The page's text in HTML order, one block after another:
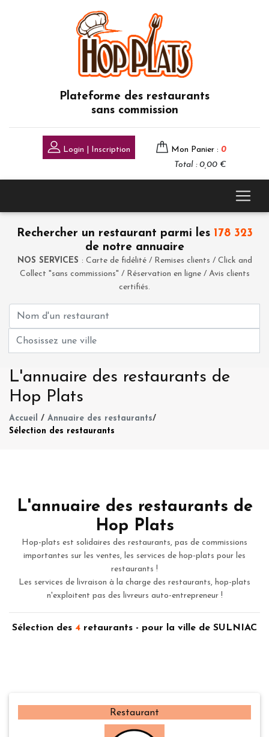
Plateforme des restaurants
sans commission
Login | Inscription Mon Panier : 0
Total : 0,00 €
Rechercher un restaurant parmi les 178 323
de notre annuaire
NOS SERVICES : Carte de fidélité / Remises clients / Click and
Collect "sans commissions" / Réservation en ligne / Avis clients
certifiés.
L'annuaire des restaurants de
Hop Plats
Accueil / Annuaire des restaurants/
Sélection des restaurants
L'annuaire des restaurants de
Hop Plats
Hop-plats est solidaires des restaurants, pas de commissions
importantes sur les ventes, les services de hop-plats pour les
restaurants !
Les services de livraison à la charge des restaurants, hop-plats
n'exploitent pas des livreurs auto-entrepreneur !
Sélection des 4 retaurants - pour la ville de SULNIAC
Restaurant